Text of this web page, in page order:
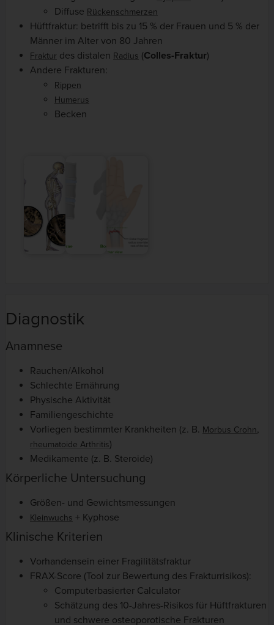
Diffuse Rückenschmerzen
Hüftfraktur: betrifft bis zu 15 % der Frauen und 5 % der
Männer im Alter von 80 Jahren
Fraktur des distalen Radius (Colles-Fraktur)
Andere Frakturen:
Rippen
Humerus
Becken
Diagnostik
Anamnese
Rauchen/Alkohol
Schlechte Ernährung
Physische Aktivität
Familiengeschichte
Vorliegen bestimmter Krankheiten (z. B. Morbus Crohn,
rheumatoide Arthritis)
Medikamente (z. B. Steroide)
Körperliche Untersuchung
Größen- und Gewichtsmessungen
Kleinwuchs + Kyphose
Klinische Kriterien
Vorhandensein einer Fragilitätsfraktur
FRAX-Score (Tool zur Bewertung des Frakturrisikos):
Computerbasierter Calculator
Schätzung des 10-Jahres-Risikos für Hüftfrakturen
und schwere osteoporotische Frakturen